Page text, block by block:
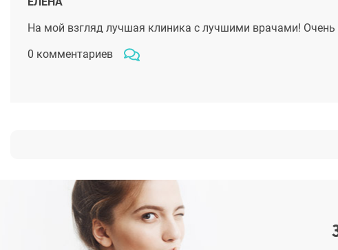
На мой взгляд лучшая клиника с лучшими врачами! Очень
0 комментариев